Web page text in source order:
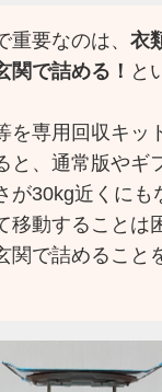
重要なのは、衣
関で詰める！ と
を専用回収キッ
と、通常版やギ
が30kg近くにも
移動することは
関で詰めること